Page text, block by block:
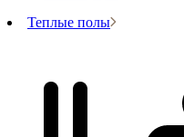
Теплые полы